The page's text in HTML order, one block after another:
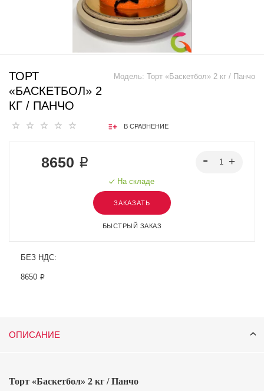
Модель: Торт «Баскетбол» 2 кг / Панчо
ТОРТ
«БАСКЕТБОЛ» 2
КГ / ПАНЧО
В СРАВНЕНИЕ
8650 ₽
На складе
ЗАКАЗАТЬ
БЫСТРЫЙ ЗАКАЗ
БЕЗ НДС:
8650 ₽
ОПИСАНИЕ
Торт «Баскетбол» 2 кг / Панчо